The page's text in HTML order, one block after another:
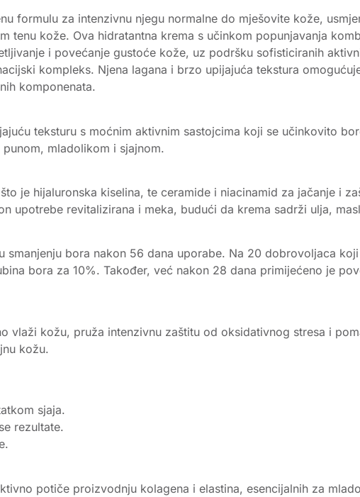
formulu za intenzivnu njegu normalne do mješovite kože,
tenu kože. Ova hidratantna krema s učinkom popunjavanja
i povećanje gustoće kože, uz podršku sofisticiranih
kompleks. Njena lagana i brzo upijajuća tekstura
komponenata.
teksturu s moćnim aktivnim sastojcima koji se učinkovito
mladolikom i sjajnom.
je hijaluronska kiselina, te ceramide i niacinamid za jačanje i
upotrebe revitalizirana i meka, budući da krema sadrži ulja,
bora nakon 56 dana uporabe. Na 20 dobrovoljaca
bora za 10%. Također, već nakon 28 dana primijećeno je
vlaži kožu, pruža intenzivnu zaštitu od oksidativnog stresa i
kožu.
sjaja.
rezultate.
potiče proizvodnju kolagena i elastina, esencijalnih za